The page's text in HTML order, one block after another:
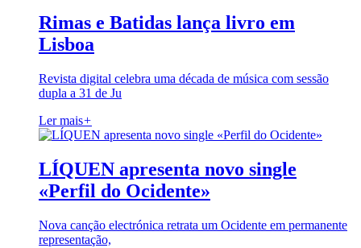
Rimas e Batidas lança livro em
Lisboa
Revista digital celebra uma década de música com sessão
dupla a 31 de Ju
Ler mais+
LÍQUEN apresenta novo single
«Perfil do Ocidente»
Nova canção electrónica retrata um Ocidente em permanente
representação,